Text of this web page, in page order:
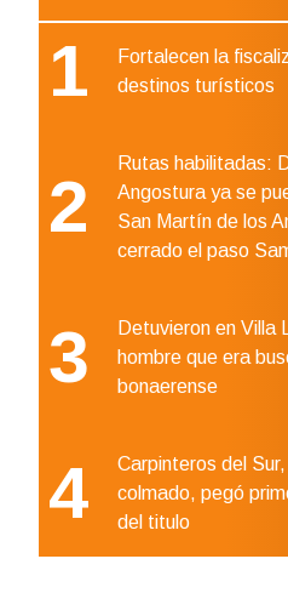
1
Fortalecen la
destinos turísticos
2
Rutas habilitadas:
Angostura ya se
San Martín de los
cerrado el paso
3
Detuvieron en Villa
hombre que era
bonaerense
4
Carpinteros del
colmado, pegó
del titulo